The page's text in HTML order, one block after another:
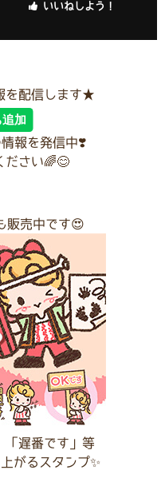
いいねしよう！
を配信します★
報を発信中❣️
ださい🌈😊
販売中です😍
「遅番です」等
がるスタンプ✨